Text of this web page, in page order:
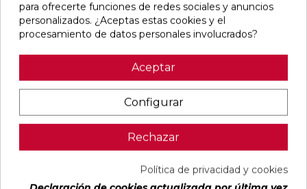
MATE
33,3X33,3
16,87 €
favorite
UNIQ MOON
29,5X59,5
RECTIFICADO
Colorker
30,13 €
favorite
MOON MATE
29,5X59,5
RECTIFICADO
Ref:
PVP
32,07 €
favorite
29,5X59,5
RECTIFICADO
PVP
32,07 €
para ofrecerte funciones de redes sociales y anuncios
personalizados. ¿Aceptas estas cookies y el
procesamiento de datos personales involucrados?
Aceptar
Configurar
Rechazar
Política de privacidad y cookies